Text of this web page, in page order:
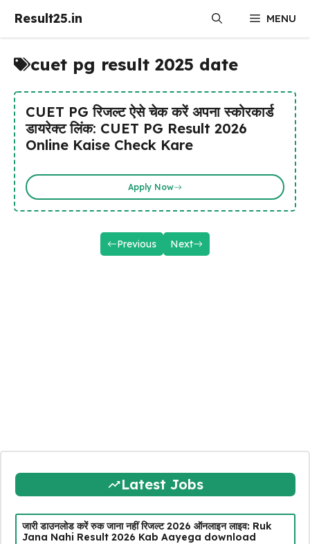
Result25.in MENU
cuet pg result 2025 date
CUET PG रिजल्ट ऐसे चेक करें अपना स्कोरकार्ड
डायरेक्ट लिंक: CUET PG Result 2026
Online Kaise Check Kare
Apply Now
Previous Next
Latest Jobs
जारी डाउनलोड करें रुक जाना नहीं रिजल्ट 2026 ऑनलाइन लाइव: Ruk
Jana Nahi Result 2026 Kab Aayega download